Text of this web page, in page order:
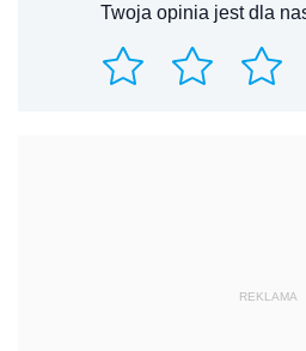
Twoja opinia jest dla
REKLAMA